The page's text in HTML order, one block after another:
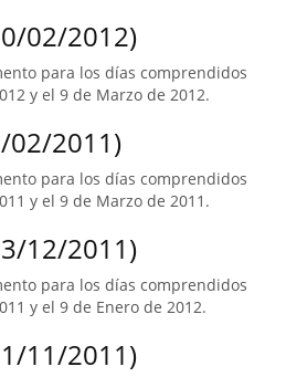
02/2012)
para los días comprendidos
y el 9 de Marzo de 2012.
02/2011)
para los días comprendidos
y el 9 de Marzo de 2011.
12/2011)
para los días comprendidos
y el 9 de Enero de 2012.
11/2011)